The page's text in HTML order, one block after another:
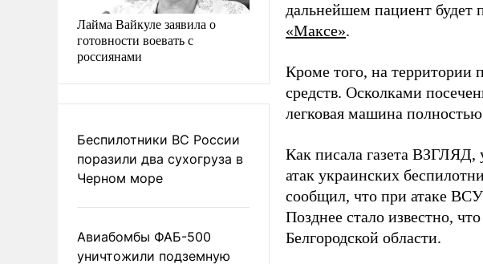
Лайма Вайкуле заявила о
готовности воевать с
россиянами
Беспилотники ВС России
поразили два сухогруза в
Черном море
Авиабомбы ФАБ-500
уничтожили подземную
дальнейшем пациент будет
«Максе».
Кроме того, на территории
средств. Осколками
легковая машина полностью
Как писала газета ВЗГЛЯД,
атак украинских
сообщил, что при атаке
Позднее стало известно,
Белгородской области.